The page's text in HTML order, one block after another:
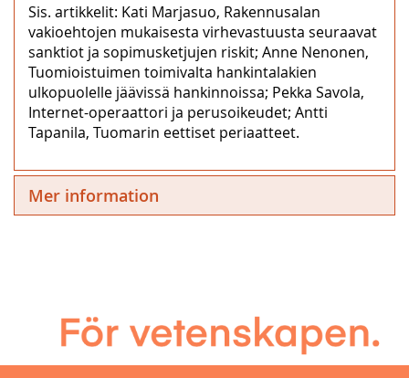
Sis. artikkelit: Kati Marjasuo, Rakennusalan
vakioehtojen mukaisesta virhevastuusta seuraavat
sanktiot ja sopimusketjujen riskit; Anne Nenonen,
Tuomioistuimen toimivalta hankintalakien
ulkopuolelle jäävissä hankinnoissa; Pekka Savola,
Internet-operaattori ja perusoikeudet; Antti
Tapanila, Tuomarin eettiset periaatteet.
Mer information